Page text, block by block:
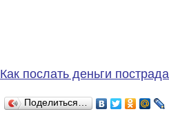
Как послать деньги
Поделиться…